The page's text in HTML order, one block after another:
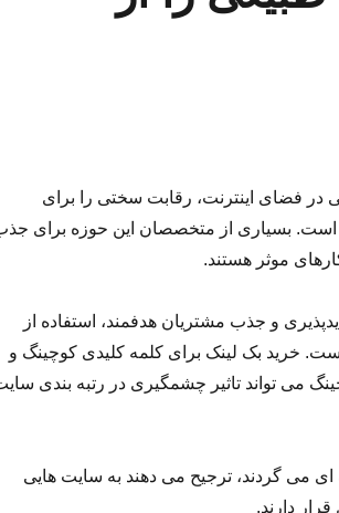
فضای اینترنت، رقابت سختی را برای
است. بسیاری از متخصصان این حوزه برای
موثر هستند.
و جذب مشتریان هدفمند، استفاده از
خرید بک لینک برای کلمه کلیدی کوچینگ و
می تواند تاثیر چشمگیری در رتبه بندی
ای می گردند، ترجیح می دهند به سایت هایی
دارند.